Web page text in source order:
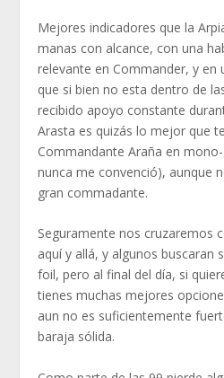
Mejores indicadores que la
manas con alcance, con una
relevante en Commander, y en
que si bien no esta dentro de
recibido apoyo constante
Arasta es quizás lo mejor que
Commandante Araña en
nunca me convenció), aunque
gran commadante.
Seguramente nos cruzaremos
aquí y allá, y algunos buscaran
foil, pero al final del día, si
tienes muchas mejores
aun no es suficientemente
baraja sólida.